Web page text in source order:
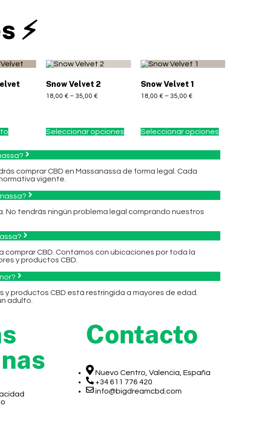
⚡
Snow Velvet 2
18,00€ – 35,00€
Seleccionar opciones
Snow Velvet 1
18,00 €– 35,00 €
Seleccionar opciones
comprar CBD en Massanassa de forma legal. Cada
vigente.
No tendrás ningún problema legal comprando nuestros
comprar CBD. Contamos con ubicaciones por toda la
y productos CBD.
productos CBD está restringida a mayores de edad.
adulto.
Contacto
Nuevo Centro, Valencia, España
+34 611 776 420
info@bigdreamcbd.com